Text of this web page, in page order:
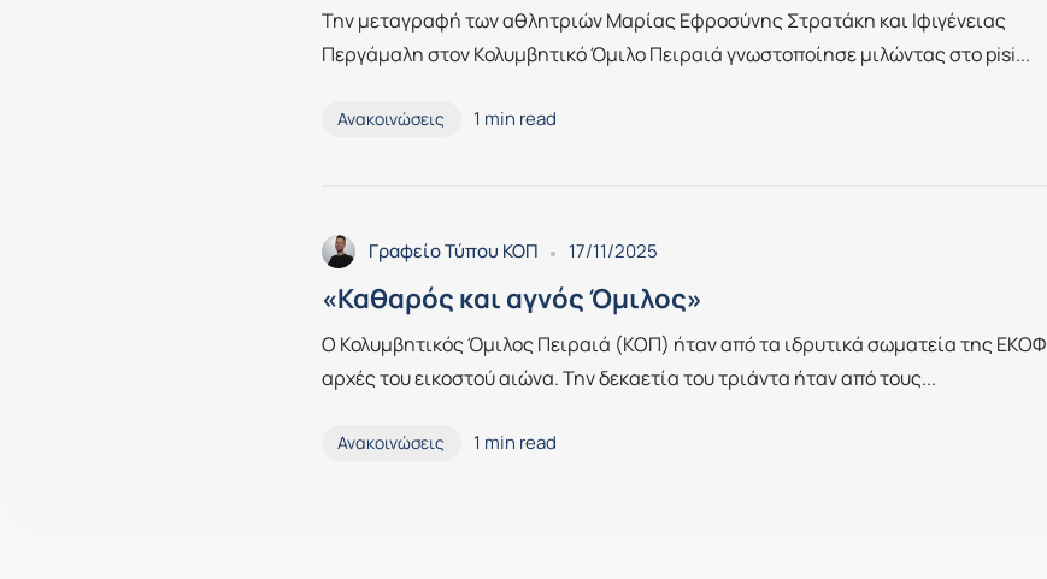
Την μεταγραφή των αθλητριών Μαρίας Εφροσύνης Στρατάκη και Ιφιγένειας
Περγάμαλη στον Κολυμβητικό Όμιλο Πειραιά γνωστοποίησε μιλώντας στο pisi...
Ανακοινώσεις 1 min read
Γραφείο Τύπου ΚΟΠ 17/11/2025
«Καθαρός και αγνός Όμιλος»
Ο Κολυμβητικός Όμιλος Πειραιά (ΚΟΠ) ήταν από τα ιδρυτικά σωματεία της ΕΚΟΦ
αρχές του εικοστού αιώνα. Την δεκαετία του τριάντα ήταν από τους...
Ανακοινώσεις 1 min read